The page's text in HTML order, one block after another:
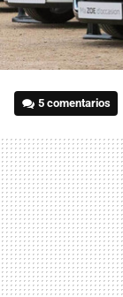
5 comentarios